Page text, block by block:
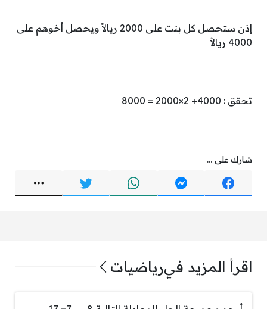
إذن ستحصل كل بنت على 2000 ريالاً ويحصل أخوهم على
4000 ريالاً
تحقق : 4000+ 2×2000 = 8000
شارك على ...
اقرأ المزيد فيرياضيات